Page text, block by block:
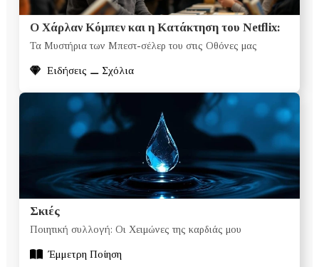
Ο Χάρλαν Κόμπεν και η Κατάκτηση του Netflix:
Τα Μυστήρια των Μπεστ-σέλερ του στις Οθόνες μας
Ειδήσεις ⚊ Σχόλια
Σκιές
Ποιητική συλλογή: Οι Χειμώνες της καρδιάς μου
Έμμετρη Ποίηση